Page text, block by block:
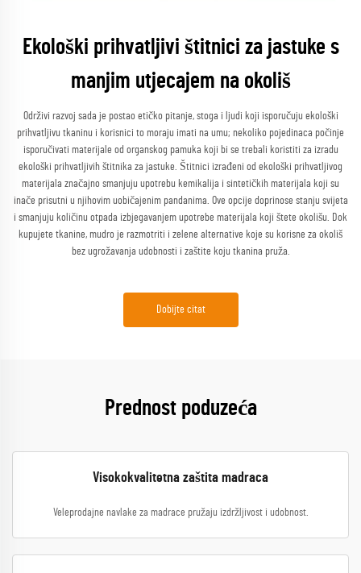
Ekološki prihvatljivi štitnici za jastuke s
manjim utjecajem na okoliš
Održivi razvoj sada je postao etičko pitanje, stoga i ljudi koji isporučuju ekološki
prihvatljivu tkaninu i korisnici to moraju imati na umu; nekoliko pojedinaca počinje
isporučivati materijale od organskog pamuka koji bi se trebali koristiti za izradu
ekološki prihvatljivih štitnika za jastuke. Štitnici izrađeni od ekološki prihvatljivog
materijala značajno smanjuju upotrebu kemikalija i sintetičkih materijala koji su
inače prisutni u njihovim uobičajenim pandanima. Ove opcije doprinose stanju svijeta
i smanjuju količinu otpada izbjegavanjem upotrebe materijala koji štete okolišu. Dok
kupujete tkanine, mudro je razmotriti i zelene alternative koje su korisne za okoliš
bez ugrožavanja udobnosti i zaštite koju tkanina pruža.
Dobijte citat
Prednost poduzeća
Visokokvalitetna zaštita madraca
Veleprodajne navlake za madrace pružaju izdržljivost i udobnost.